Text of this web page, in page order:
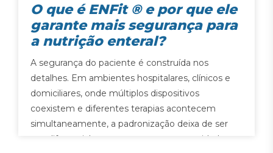
O que é ENFit ® e por que ele
garante mais segurança para
a nutrição enteral?
A segurança do paciente é construída nos
detalhes. Em ambientes hospitalares, clínicos e
domiciliares, onde múltiplos dispositivos
coexistem e diferentes terapias acontecem
simultaneamente, a padronização deixa de ser
um diferencial e passa a ser uma necessidade.